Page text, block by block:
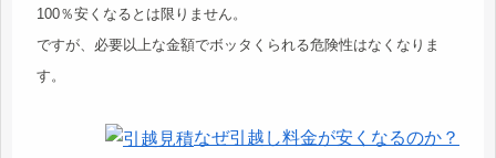
100％安くなるとは限りません。
ですが、必要以上な金額でボッタくられる危険性はなくなりま
す。
なぜ引越し料金が安くなるのか？